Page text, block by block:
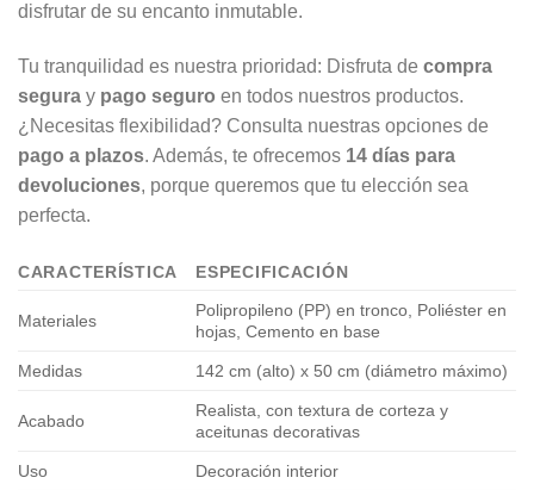
disfrutar de su encanto inmutable.
Tu tranquilidad es nuestra prioridad: Disfruta de compra
segura y pago seguro en todos nuestros productos.
¿Necesitas flexibilidad? Consulta nuestras opciones de
pago a plazos. Además, te ofrecemos 14 días para
devoluciones, porque queremos que tu elección sea
perfecta.
CARACTERÍSTICA ESPECIFICACIÓN
Materiales
Polipropileno (PP) en tronco, Poliéster en
hojas, Cemento en base
Medidas 142 cm (alto) x 50 cm (diámetro máximo)
Acabado
Realista, con textura de corteza y
aceitunas decorativas
Uso Decoración interior